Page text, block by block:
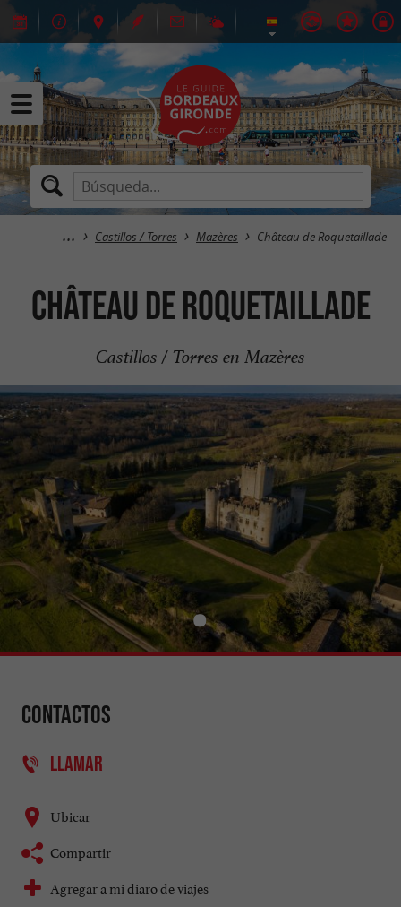
Castillos / Torres Mazères Château de Roquetaillade
Château de Roquetaillade
Castillos / Torres en Mazères
Contactos
LLAMAR
Ubicar
Compartir
Agregar a mi diaro de viajes